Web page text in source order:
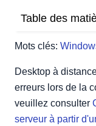
Mots clés:
Table des
Réparation via
Rien ne répare
Desktop à
erreurs lors de la
veuillez consulter
serveur à partir